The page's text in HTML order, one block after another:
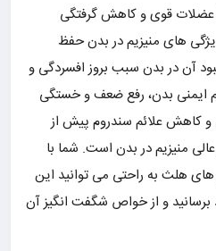
عضلات قوی و کاهش گرفتگی
های منیزیم در بدن حفظ
آن در بدن سبب بروز افسردگی و
بدن، رفع ضعف و خستگی
کاهش علائم سندروم پیش از
منیزیم در بدن است. شما با
هلث به راحتی می توانید این
برسانید و از خواص شگفت انگیز آن